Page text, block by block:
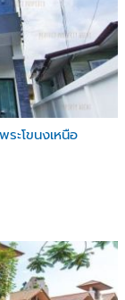
ระโขนงเหนือ